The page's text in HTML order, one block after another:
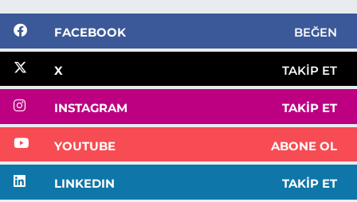
FACEBOOK BEĞEN
X TAKIP ET
INSTAGRAM TAKIP ET
YOUTUBE ABONE OL
LINKEDIN TAKIP ET